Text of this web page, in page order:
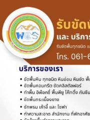
to
content